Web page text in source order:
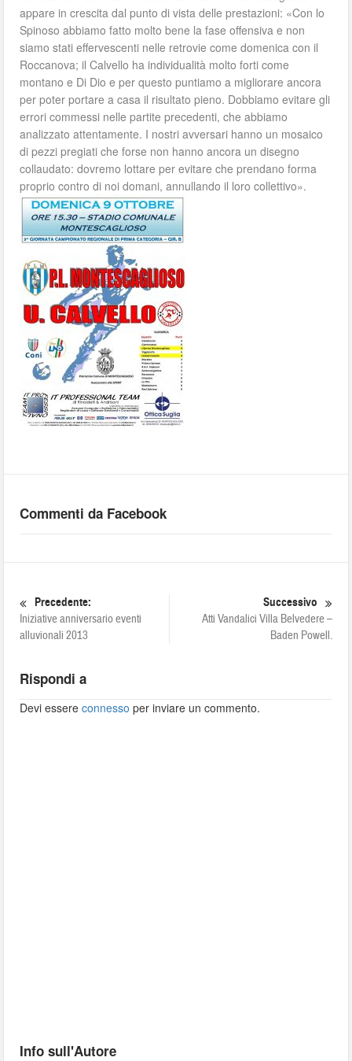
appare in crescita dal punto di vista delle prestazioni: «Con lo
Spinoso abbiamo fatto molto bene la fase offensiva e non
siamo stati effervescenti nelle retrovie come domenica con il
Roccanova; il Calvello ha individualità molto forti come
montano e Di Dio e per questo puntiamo a migliorare ancora
per poter portare a casa il risultato pieno. Dobbiamo evitare gli
errori commessi nelle partite precedenti, che abbiamo
analizzato attentamente. I nostri avversari hanno un mosaico
di pezzi pregiati che forse non hanno ancora un disegno
collaudato: dovremo lottare per evitare che prendano forma
proprio contro di noi domani, annullando il loro collettivo».
Commenti da Facebook
Precedente:
Iniziative anniversario eventi
alluvionali 2013
Successivo
Atti Vandalici Villa Belvedere –
Baden Powell.
Rispondi a
Devi essereconnesso per inviare un commento.
Info sull'Autore